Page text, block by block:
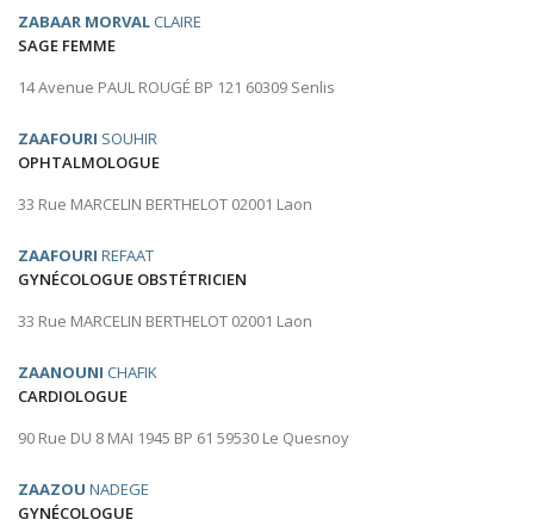
ZABAAR MORVAL CLAIRE
SAGE FEMME
14 Avenue PAUL ROUGÉ BP 121 60309 Senlis
ZAAFOURI SOUHIR
OPHTALMOLOGUE
33 Rue MARCELIN BERTHELOT 02001 Laon
ZAAFOURI REFAAT
GYNÉCOLOGUE OBSTÉTRICIEN
33 Rue MARCELIN BERTHELOT 02001 Laon
ZAANOUNI CHAFIK
CARDIOLOGUE
90 Rue DU 8 MAI 1945 BP 61 59530 Le Quesnoy
ZAAZOU NADEGE
GYNÉCOLOGUE